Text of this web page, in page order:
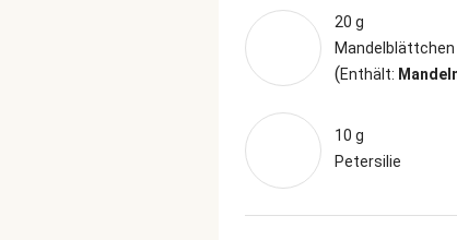
20 g
Mandelblättchen
(Enthält:
10 g
Petersilie